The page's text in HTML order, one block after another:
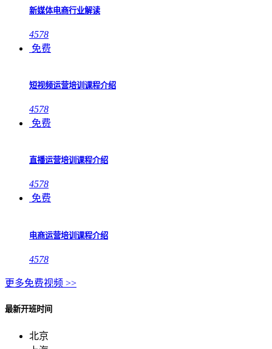
新媒体电商行业解读
4578
免费
短视频运营培训课程介绍
4578
免费
直播运营培训课程介绍
4578
免费
电商运营培训课程介绍
4578
更多免费视频 >>
最新开班时间
北京